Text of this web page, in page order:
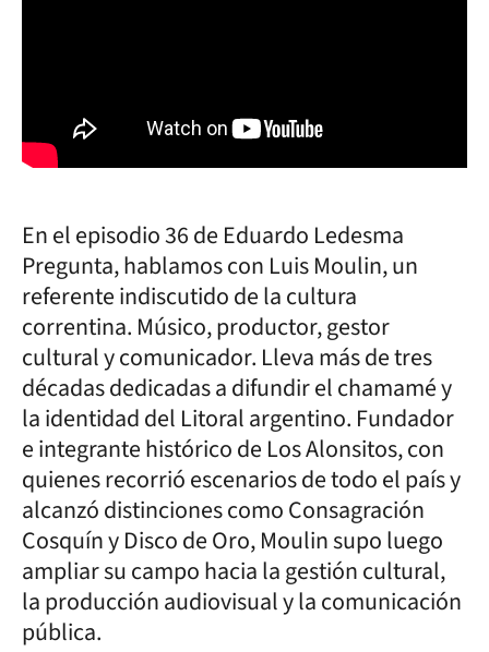
En el episodio 36 de Eduardo Ledesma
Pregunta, hablamos con Luis Moulin, un
referente indiscutido de la cultura
correntina. Músico, productor, gestor
cultural y comunicador. Lleva más de tres
décadas dedicadas a difundir el chamamé y
la identidad del Litoral argentino. Fundador
e integrante histórico de Los Alonsitos, con
quienes recorrió escenarios de todo el país y
alcanzó distinciones como Consagración
Cosquín y Disco de Oro, Moulin supo luego
ampliar su campo hacia la gestión cultural,
la producción audiovisual y la comunicación
pública.